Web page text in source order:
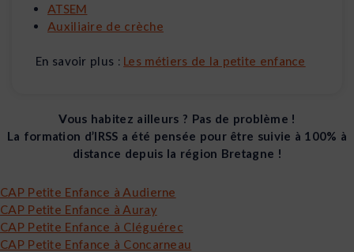
ATSEM
Auxiliaire de crèche
En savoir plus : Les métiers de la petite enfance
Vous habitez ailleurs ? Pas de problème !
La formation d’IRSS a été pensée pour être suivie à 100% à
distance depuis la région Bretagne !
CAP Petite Enfance à Audierne
CAP Petite Enfance à Auray
CAP Petite Enfance à Cléguérec
CAP Petite Enfance à Concarneau